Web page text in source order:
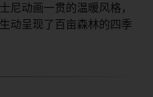
尼动画一贯的温暖风格，
动呈现了百亩森林的四季